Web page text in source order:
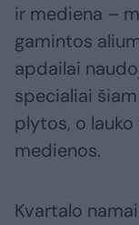
ir mediena –
gamintos
apdailai
specialiai
plytos, o
medienos.
Kvartalo